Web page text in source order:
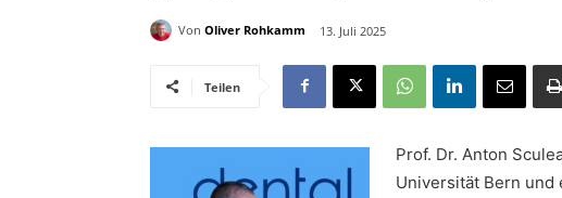
Von Oliver Rohkamm 13. Juli 2025
Teilen
Prof. Dr. Anton
Universität Bern